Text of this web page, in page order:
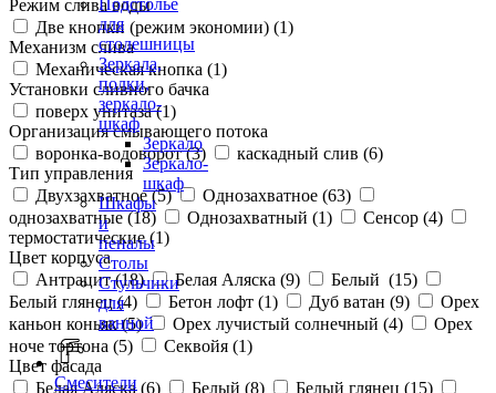
Подстолье
для
столешницы
Зеркала,
полки,
зеркало-
шкаф
Зеркало
Зеркало-
шкаф
Шкафы
и
пеналы
Столы
Стульчики
для
ванной
Смесители
Режим слива воды
Две кнопки (режим экономии) (1)
Механизм слива
Механическая кнопка (1)
Установки сливного бачка
поверх унитаза (1)
Организация смывающего потока
воронка-водоворот (3) каскадный слив (6)
Тип управления
Двухзахватное (5) Однозахватное (63)
однозахватные (18) Однозахватный (1) Сенсор (4)
термостатические (1)
Цвет корпуса
Антрацит (18) Белая Аляска (9) Белый (15)
Белый глянец (4) Бетон лофт (1) Дуб ватан (9)
Орех
каньон коньяк (5) Орех лучистый солнечный (4)
Орех
ноче тортона (5) Секвойя (1)
Цвет фасада
Белая Аляска (6) Белый (8) Белый глянец (15)